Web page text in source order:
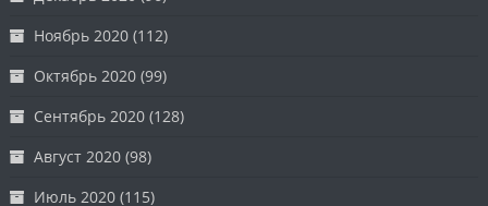
Ноябрь 2020 (112)
Октябрь 2020 (99)
Сентябрь 2020 (128)
Август 2020 (98)
Июль 2020 (115)